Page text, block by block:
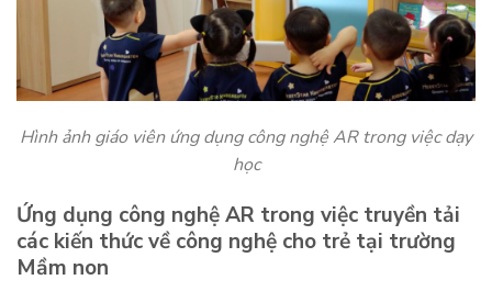
Hình ảnh giáo viên ứng dụng công nghệ AR trong việc dạy
học
Ứng dụng công nghệ AR trong việc truyền tải
các kiến thức về công nghệ cho trẻ tại trường
Mầm non